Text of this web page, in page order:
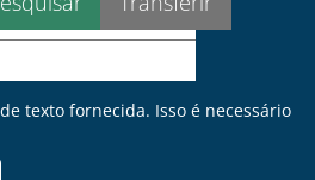
texto fornecida. Isso é necessário